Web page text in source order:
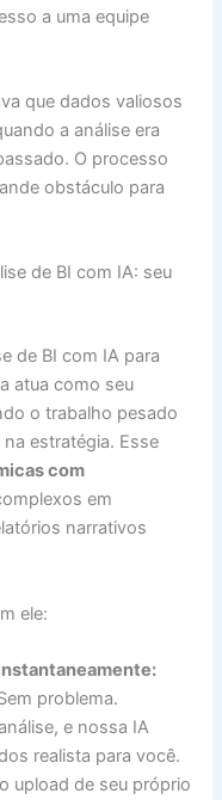
a uma equipe
que dados valiosos
a análise era
O processo
obstáculo para
de BI com IA: seu
de BI com IA para
atua como seu
o trabalho pesado
estratégia. Esse
com
em
narrativos
ele:
problema.
e nossa IA
realista para você.
upload de seu próprio